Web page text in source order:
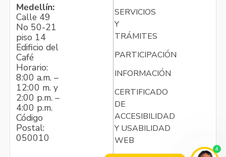
Medellín:
Calle 49
No 50-21
piso 14
Edificio del
Café
Horario:
8:00 a.m. –
12:00 m. y
2:00 p.m. –
4:00 p.m.
Código
Postal:
050010
SERVICIOS
Y
TRÁMITES
PARTICIPACIÓN
INFORMACIÓN
CERTIFICADO
DE
ACCESIBILIDAD
Y USABILIDAD
WEB
4